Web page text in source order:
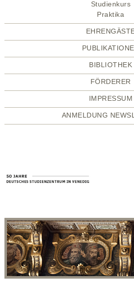
Studienkurs
Praktika
BIBLIOTHEK
FÖRDERER
IMPRESSUM
ANMELDUNG